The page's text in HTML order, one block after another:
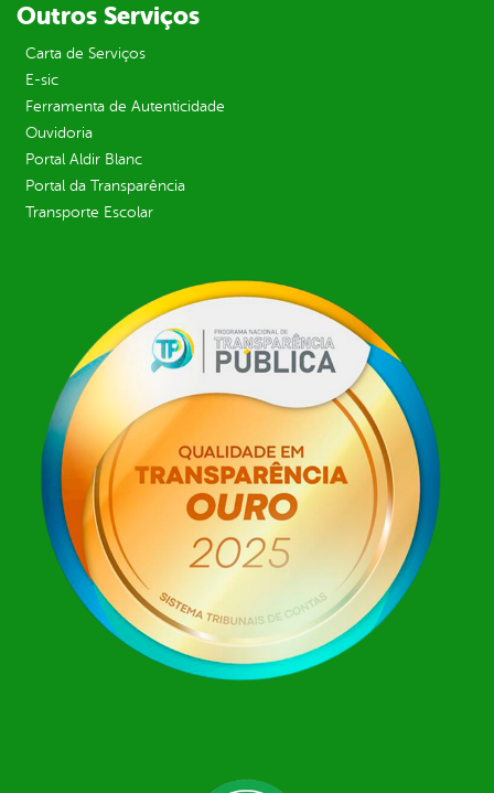
Outros Serviços
Carta de Serviços
E-sic
Ferramenta de Autenticidade
Ouvidoria
Portal Aldir Blanc
Portal da Transparência
Transporte Escolar